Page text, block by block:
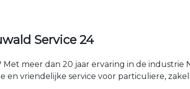
Service 24
Met meer dan 20 jaar ervaring in de
en vriendelijke service voor particuliere,